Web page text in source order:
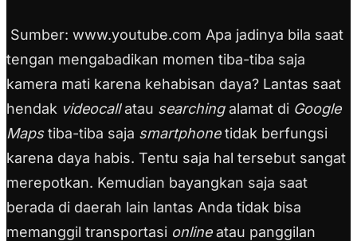
Sumber: www.youtube.com Apa jadinya bila saat
tengan mengabadikan momen tiba-tiba saja
kamera mati karena kehabisan daya? Lantas saat
hendak videocallatau searchingalamat di Google
Mapstiba-tiba saja smartphonetidak berfungsi
karena daya habis. Tentu saja hal tersebut sangat
merepotkan. Kemudian bayangkan saja saat
berada di daerah lain lantas Anda tidak bisa
memanggil transportasi onlineatau panggilan